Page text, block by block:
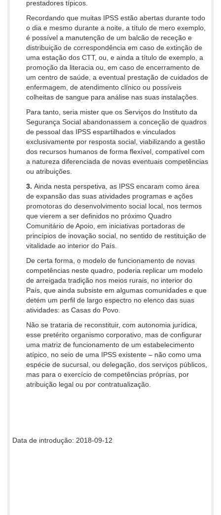
prestadores típicos.
Recordando que muitas IPSS estão abertas durante todo
o dia e mesmo durante a noite, a título de mero exemplo,
é possível a manutenção de um balcão de receção e
distribuição de correspondência em caso de extinção de
uma estação dos CTT, ou, e ainda a título de exemplo, a
promoção da literacia ou, em caso de encerramento de
um centro de saúde, a eventual prestação de cuidados de
enfermagem, de atendimento clínico ou possíveis
colheitas de sangue para análise nas suas instalações.
Para tanto, seria mister que os Serviços do Instituto da
Segurança Social abandonassem a conceção de quadros
de pessoal das IPSS espartilhados e vinculados
exclusivamente por resposta social, viabilizando a gestão
dos recursos humanos de forma flexível, compatível com
a natureza diferenciada de novas eventuais competências
ou atribuições.
3. Ainda nesta perspetiva, as IPSS encaram como área
de expansão das suas atividades programas e ações
promotoras do desenvolvimento social local, nos termos
que vierem a ser definidos no próximo Quadro
Comunitário de Apoio, em iniciativas portadoras de
princípios de inovação social, no sentido de restituição de
vitalidade ao interior do País.
De certa forma, o modelo de funcionamento de novas
competências neste quadro, poderia replicar um modelo
de arreigada tradição nos meios rurais, no interior do
País, que ainda subsiste em algumas comunidades e que
detém um perfil de largo espectro no elenco das suas
atividades: as Casas do Povo.
Não se trataria de reconstituir, com autonomia jurídica,
esse pretérito organismo corporativo, mas de configurar
uma matriz de funcionamento de um estabelecimento
atípico, no seio de uma IPSS existente – não como uma
espécie de sucursal, ou delegação, dos serviços públicos,
mas para o exercício de competências próprias, por
atribuição legal ou por contratualização.
Data de introdução: 2018-09-12